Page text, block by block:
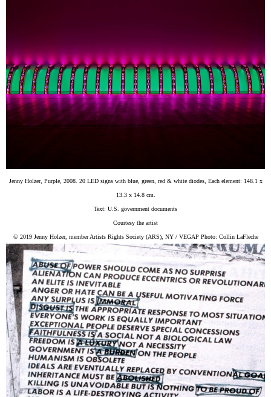
Jenny Holzer, Purple, 2008. 20 LED signs with blue, green, red & white diodes, Each element: 148.1 x
13.3 x 14.8 cm.
Text: U.S. government documents
Courtesy the artist
© 2019 Jenny Holzer, member Artists Rights Society (ARS), NY / VEGAP Photo: Collin LaFleche